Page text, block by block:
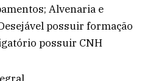
Alvenaria e
possuir formação
possuir CNH